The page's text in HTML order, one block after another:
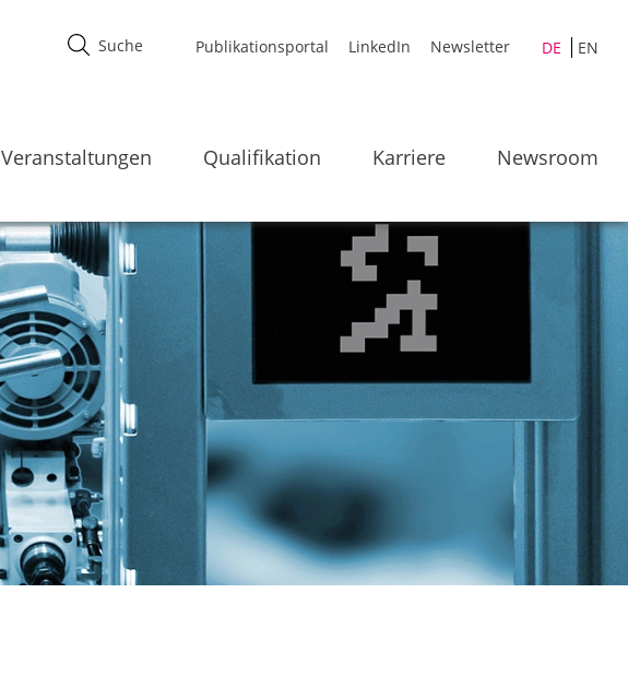
Publikationsportal LinkedIn Newsletter DE EN
Veranstaltungen Qualifikation Karriere Newsroom